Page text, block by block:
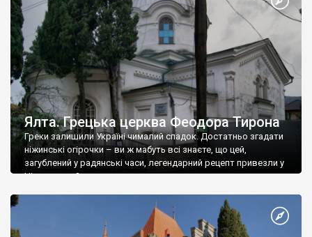
Ялта. Грецька церква Феодора Тирона
Греки залишили Україні чималий спадок. Достатньо згадати
ніжинські огірочки – ви ж мабуть всі знаєте, що цей,
загублений у радянські часи, легендарний рецепт привезли у
Ніжин греки?